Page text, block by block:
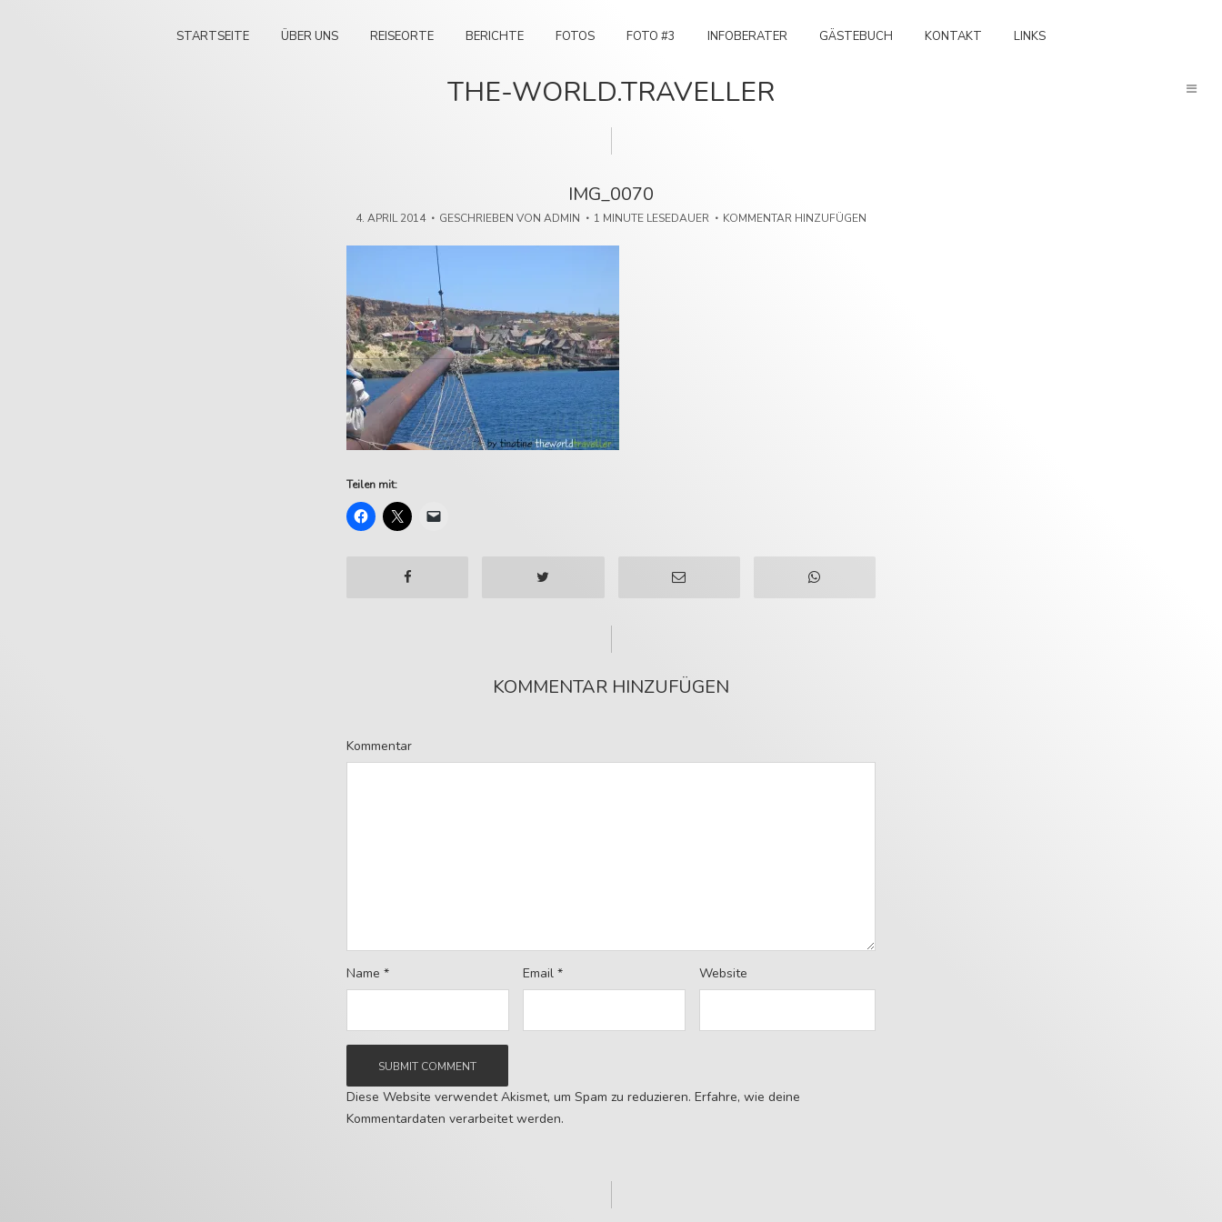
STARTSEITE ÜBER UNS REISEORTE BERICHTE FOTOS FOTO #3 INFOBERATER GÄSTEBUCH KONTAKT LINKS
THE-WORLD.TRAVELLER
IMG_0070
4. APRIL 2014 GESCHRIEBEN VON ADMIN 1 MINUTE LESEDAUER KOMMENTAR HINZUFÜGEN
Teilen mit:
KOMMENTAR HINZUFÜGEN
Kommentar
Name * Email * Website
Diese Website verwendet Akismet, um Spam zu reduzieren. Erfahre, wie deine
Kommentardaten verarbeitet werden.